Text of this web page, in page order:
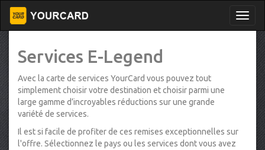
Services E-Legend
Avec la carte de services YourCard vous pouvez tout
simplement choisir votre destination et choisir parmi une
large gamme d’incroyables réductions sur une grande
variété de services.
Il est si facile de profiter de ces remises exceptionnelles sur
l'offre. Sélectionnez le pays ou les services dont vous avez